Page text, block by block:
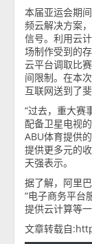
本届亚运会期
频云解决方案
信号。利用云
场制作受到的
云平台调取比
间限制。在本
互联网送到了
“过去，重大赛
配备卫星电视
ABU体育提供
提供更多元的
天强表示。
据了解，阿里
“电子商务平台
提供云计算等
文章转载自